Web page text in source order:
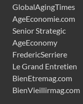
GlobalAgingTimes
AgeEconomie.com
Senior Strategic
AgeEconomy
FredericSerriere
Le Grand Entretien
BienEtremag.com
BienVieillirmag.com